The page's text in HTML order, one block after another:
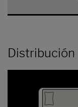
Distribución